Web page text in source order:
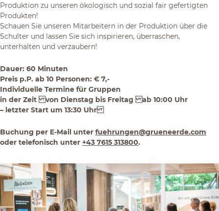
Produktion zu unseren ökologisch und sozial fair gefertigten
Produkten!
Schauen Sie unseren Mitarbeitern in der Produktion über die
Schulter und lassen Sie sich inspirieren, überraschen,
unterhalten und verzaubern!
Dauer: 60 Minuten
Preis p.P. ab 10 Personen: € 7,-
Individuelle Termine für Gruppen
in der Zeit von Dienstag bis Freitag ab 10:00 Uhr
– letzter Start um 13:30 Uhr
Buchung per E-Mail unter fuehrungen@grueneerde.com
oder telefonisch unter +43 7615 313800.